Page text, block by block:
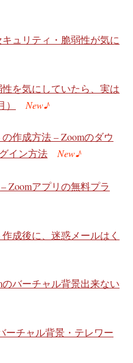
ュリティ・脆弱性が気に
を気にしていたら、実は
New♪
作成方法 – Zoomのダウ
イン方法
New♪
Zoomアプリの無料プラ
成後に、迷惑メールはく
のバーチャル背景出来ない
ーチャル背景・テレワー